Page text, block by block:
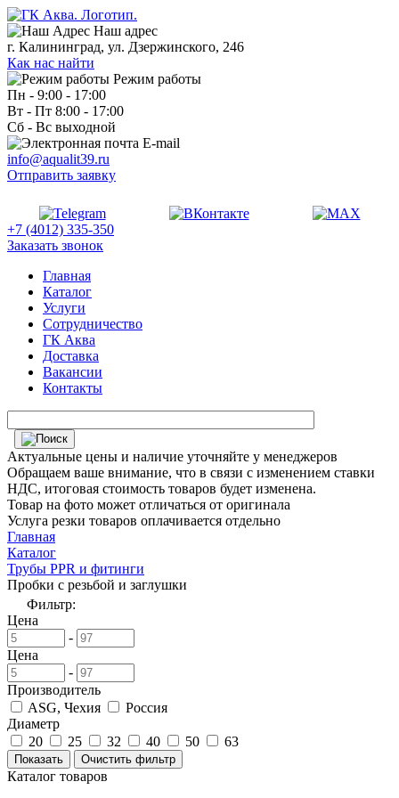
Наш адрес
г. Калининград, ул. Дзержинского, 246
Как нас найти
Режим работы
Пн - 9:00 - 17:00
Вт - Пт 8:00 - 17:00
Сб - Вс выходной
E-mail
info@aqualit39.ru
Отправить заявку
+7 (4012) 335-350
Заказать звонок
Главная
Каталог
Услуги
Сотрудничество
ГК Аква
Доставка
Вакансии
Контакты
Актуальные цены и наличие уточняйте у менеджеров
Обращаем ваше внимание, что в связи с изменением ставки
НДС, итоговая стоимость товаров будет изменена.
Товар на фото может отличаться от оригинала
Услуга резки товаров оплачивается отдельно
Главная
Каталог
Трубы PPR и фитинги
Пробки с резьбой и заглушки
Фильтр:
Цена
-
Цена
-
Производитель
ASG, Чехия
Россия
Диаметр
20
25 32 40 50 63
Каталог товаров